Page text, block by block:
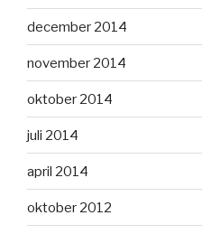
december 2014
november 2014
oktober 2014
juli 2014
april 2014
oktober 2012